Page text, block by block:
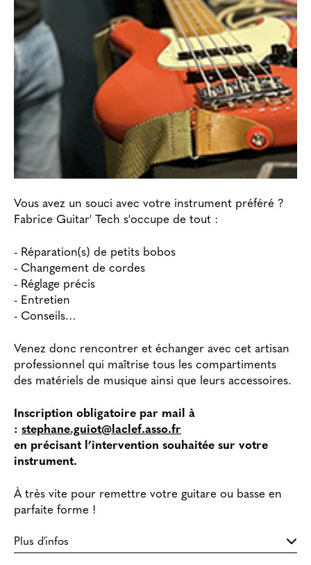
Vous avez un souci avec votre instrument préféré ?
Fabrice Guitar' Tech s'occupe de tout :
- Réparation(s) de petits bobos
- Changement de cordes
- Réglage précis
- Entretien
- Conseils…
Venez donc rencontrer et échanger avec cet artisan
professionnel qui maîtrise tous les compartiments
des matériels de musique ainsi que leurs accessoires.
Inscription obligatoire par mail à
: stephane.guiot@laclef.asso.fr
en précisant l’intervention souhaitée sur votre
instrument.
À très vite pour remettre votre guitare ou basse en
parfaite forme !
Plus d'infos